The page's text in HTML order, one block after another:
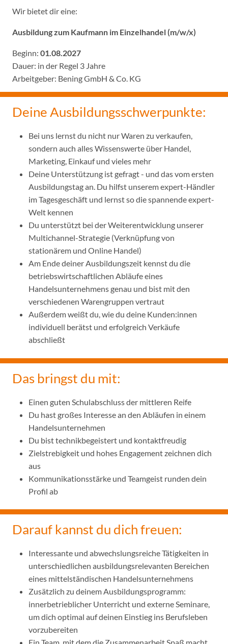
Wir bietet dir eine:
Ausbildung zum Kaufmann im Einzelhandel (m/w/x)
Beginn: 01.08.2027
Dauer: in der Regel 3 Jahre
Arbeitgeber: Bening GmbH & Co. KG
Deine Ausbildungsschwerpunkte:
Bei uns lernst du nicht nur Waren zu verkaufen,
sondern auch alles Wissenswerte über Handel,
Marketing, Einkauf und vieles mehr
Deine Unterstützung ist gefragt - und das vom ersten
Ausbildungstag an. Du hilfst unserem expert-Händler
im Tagesgeschäft und lernst so die spannende expert-
Welt kennen
Du unterstützt bei der Weiterentwicklung unserer
Multichannel-Strategie (Verknüpfung von
stationärem und Online Handel)
Am Ende deiner Ausbildungszeit kennst du die
betriebswirtschaftlichen Abläufe eines
Handelsunternehmens genau und bist mit den
verschiedenen Warengruppen vertraut
Außerdem weißt du, wie du deine Kunden:innen
individuell berätst und erfolgreich Verkäufe
abschließt
Das bringst du mit:
Einen guten Schulabschluss der mittleren Reife
Du hast großes Interesse an den Abläufen in einem
Handelsunternehmen
Du bist technikbegeistert und kontaktfreudig
Zielstrebigkeit und hohes Engagement zeichnen dich
aus
Kommunikationsstärke und Teamgeist runden dein
Profil ab
Darauf kannst du dich freuen:
Interessante und abwechslungsreiche Tätigkeiten in
unterschiedlichen ausbildungsrelevanten Bereichen
eines mittelständischen Handelsunternehmens
Zusätzlich zu deinem Ausbildungsprogramm:
innerbetrieblicher Unterricht und externe Seminare,
um dich optimal auf deinen Einstieg ins Berufsleben
vorzubereiten